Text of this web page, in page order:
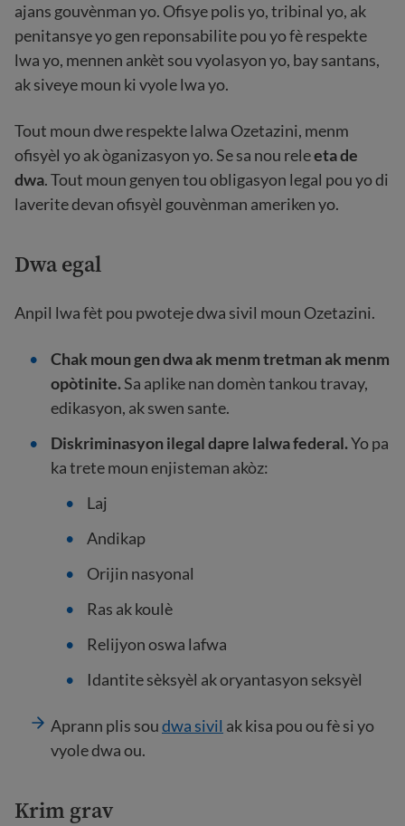
ajans gouvènman yo. Ofisye polis yo, tribinal yo, ak
penitansye yo gen reponsabilite pou yo fè respekte
lwa yo, mennen ankèt sou vyolasyon yo, bay santans,
ak siveye moun ki vyole lwa yo.
Tout moun dwe respekte lalwa Ozetazini, menm
ofisyèl yo ak òganizasyon yo. Se sa nou releeta de
dwa. Tout moun genyen tou obligasyon legal pou yo di
laverite devan ofisyèl gouvènman ameriken yo.
Dwa egal
Anpil lwa fèt pou pwoteje dwa sivil moun Ozetazini.
Chak moun gen dwa ak menm tretman ak menm
opòtinite.Sa aplike nan domèn tankou travay,
edikasyon, ak swen sante.
Diskriminasyon ilegal dapre lalwa federal.Yo pa
ka trete moun enjisteman akòz:
Laj
Andikap
Orijin nasyonal
Ras ak koulè
Relijyon oswa lafwa
Idantite sèksyèl ak oryantasyon seksyèl
Aprann plis soudwa sivil ak kisa pou ou fè si yo
vyole dwa ou.
Krim grav